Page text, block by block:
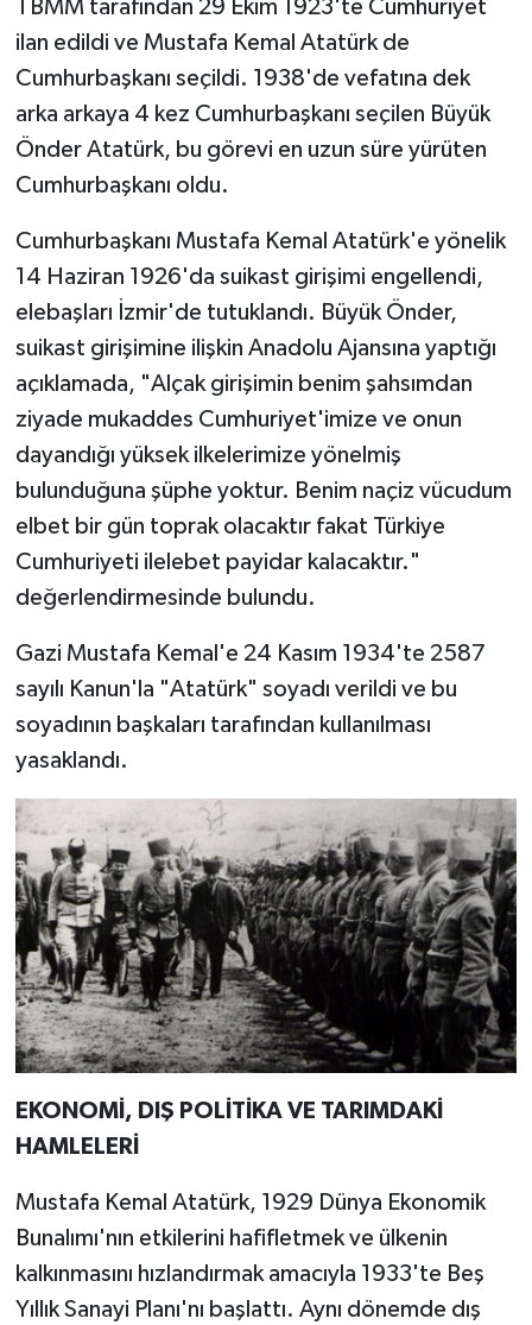
TBMM tarafından 29 Ekim 1923'te Cumhuriyet
ilan edildi ve Mustafa Kemal Atatürk de
Cumhurbaşkanı seçildi. 1938'de vefatına dek
arka arkaya 4 kez Cumhurbaşkanı seçilen Büyük
Önder Atatürk, bu görevi en uzun süre yürüten
Cumhurbaşkanı oldu.
Cumhurbaşkanı Mustafa Kemal Atatürk'e yönelik
14 Haziran 1926'da suikast girişimi engellendi,
elebaşları İzmir'de tutuklandı. Büyük Önder,
suikast girişimine ilişkin Anadolu Ajansına yaptığı
açıklamada, "Alçak girişimin benim şahsımdan
ziyade mukaddes Cumhuriyet'imize ve onun
dayandığı yüksek ilkelerimize yönelmiş
bulunduğuna şüphe yoktur. Benim naçiz vücudum
elbet bir gün toprak olacaktır fakat Türkiye
Cumhuriyeti ilelebet payidar kalacaktır."
değerlendirmesinde bulundu.
Gazi Mustafa Kemal'e 24 Kasım 1934'te 2587
sayılı Kanun'la "Atatürk" soyadı verildi ve bu
soyadının başkaları tarafından kullanılması
yasaklandı.
EKONOMİ, DIŞ POLİTİKA VE TARIMDAKİ
HAMLELERİ
Mustafa Kemal Atatürk, 1929 Dünya Ekonomik
Bunalımı'nın etkilerini hafifletmek ve ülkenin
kalkınmasını hızlandırmak amacıyla 1933'te Beş
Yıllık Sanayi Planı'nı başlattı. Aynı dönemde dış